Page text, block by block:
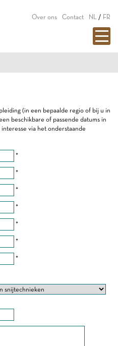
Over ons Contact NL / FR
(in een bepaalde regio of bij u in
beschikbare of passende datums in
via het onderstaande
*
*
*
*
*
*
*